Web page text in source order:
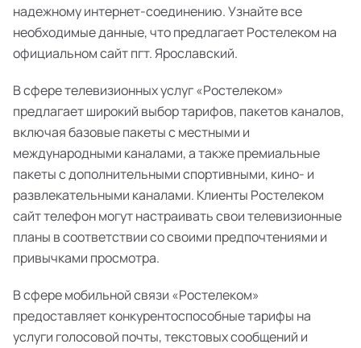
надежному интернет-соединению. Узнайте все
необходимые данные, что предлагает Ростелеком на
официальном сайт пгт. Ярославский.
В сфере телевизионных услуг «Ростелеком»
предлагает широкий выбор тарифов, пакетов каналов,
включая базовые пакеты с местными и
международными каналами, а также премиальные
пакеты с дополнительными спортивными, кино- и
развлекательными каналами. Клиенты Ростелеком
сайт телефон могут настраивать свои телевизионные
планы в соответствии со своими предпочтениями и
привычками просмотра.
В сфере мобильной связи «Ростелеком»
предоставляет конкурентоспособные тарифы на
услуги голосовой почты, текстовых сообщений и